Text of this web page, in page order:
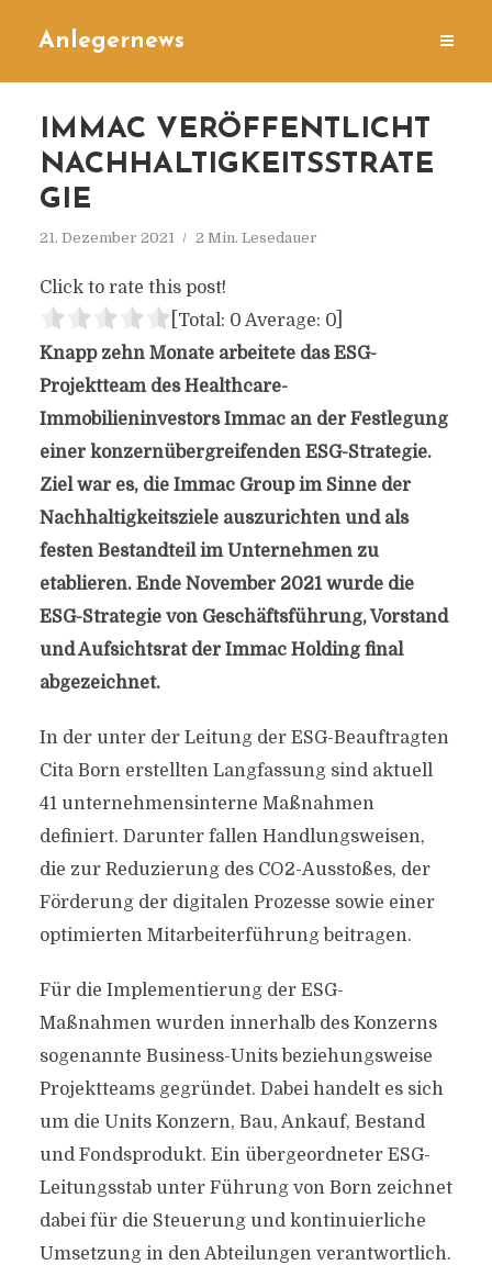
Anlegernews
IMMAC VERÖFFENTLICHT
NACHHALTIGKEITSSTRATE
GIE
21. Dezember 2021 2 Min. Lesedauer
Click to rate this post!
[Total: 0 Average: 0]
Knapp zehn Monate arbeitete das ESG-
Projektteam des Healthcare-
Immobilieninvestors Immac an der Festlegung
einer konzernübergreifenden ESG-Strategie.
Ziel war es, die Immac Group im Sinne der
Nachhaltigkeitsziele auszurichten und als
festen Bestandteil im Unternehmen zu
etablieren. Ende November 2021 wurde die
ESG-Strategie von Geschäftsführung, Vorstand
und Aufsichtsrat der Immac Holding final
abgezeichnet.
In der unter der Leitung der ESG-Beauftragten
Cita Born erstellten Langfassung sind aktuell
41 unternehmensinterne Maßnahmen
definiert. Darunter fallen Handlungsweisen,
die zur Reduzierung des CO2-Ausstoßes, der
Förderung der digitalen Prozesse sowie einer
optimierten Mitarbeiterführung beitragen.
Für die Implementierung der ESG-
Maßnahmen wurden innerhalb des Konzerns
sogenannte Business-Units beziehungsweise
Projektteams gegründet. Dabei handelt es sich
um die Units Konzern, Bau, Ankauf, Bestand
und Fondsprodukt. Ein übergeordneter ESG-
Leitungsstab unter Führung von Born zeichnet
dabei für die Steuerung und kontinuierliche
Umsetzung in den Abteilungen verantwortlich.